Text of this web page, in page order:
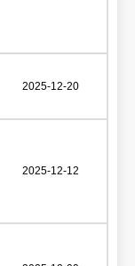
2025-12-20
2025-12-12